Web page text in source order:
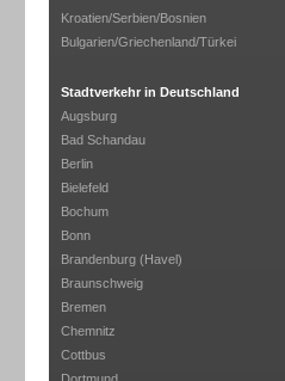
Kroatien/Serbien/Bosnien
Bulgarien/Griechenland/Türkei
Stadtverkehr in Deutschland
Augsburg
Bad Schandau
Berlin
Bielefeld
Bochum
Bonn
Brandenburg (Havel)
Braunschweig
Bremen
Chemnitz
Cottbus